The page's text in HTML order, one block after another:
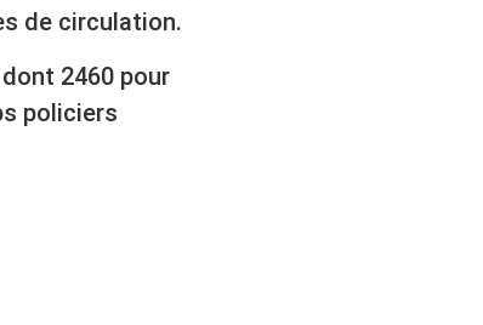
de circulation.
2460 pour
policiers